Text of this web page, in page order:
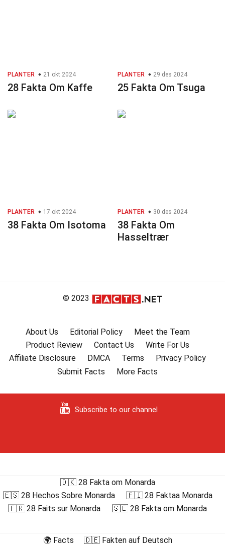
PLANTER 21 okt 2024
28 Fakta Om Kaffe
PLANTER 29 des 2024
25 Fakta Om Tsuga
PLANTER 17 okt 2024
38 Fakta Om Isotoma
PLANTER 30 des 2024
38 Fakta Om
Hasseltrær
© 2023
About Us Editorial Policy
Meet the Team
Product Review
Contact Us
Write For Us
Affiliate Disclosure
DMCA Terms
Privacy Policy
Submit Facts
More Facts
Subscribe to our channel
🇩🇰 28 Fakta om Monarda
🇪🇸 28 Hechos Sobre Monarda
🇫🇮 28 Faktaa Monarda
🇫🇷 28 Faits sur Monarda
🇸🇪 28 Fakta om Monarda
🌍 Facts 🇩🇪 Fakten auf Deutsch